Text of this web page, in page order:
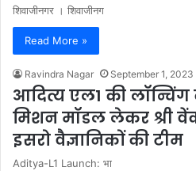
शिवाजीनगर । शिवाजीनग
Read More »
Ravindra Nagar September 1, 2023
आदित्य एल1 की
मिशन मॉडल लेकर श्री
इसरो वैज्ञानिकों की टीम
Aditya-L1 Launch: भा